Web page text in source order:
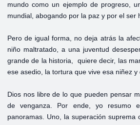
mundo como un ejemplo de progreso,
mundial, abogando por la paz y por el ser
Pero de igual forma, no deja atrás la
niño maltratado, a una juventud
grande de la historia, quiere decir, las
ese asedio, la tortura que vive esa niñez y
Dios nos libre de lo que pueden pensar
de venganza. Por ende, yo resumo
panoramas. Uno, la superación suprema